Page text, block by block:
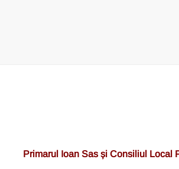
Primarul Ioan Sas și Consiliul Local